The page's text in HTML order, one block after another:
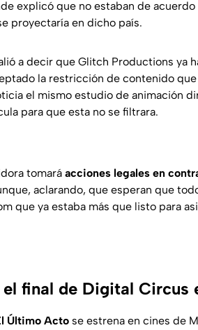
explicó que no estaban de
proyectaría en dicho país.
a decir que Glitch Productions ya
la restricción de contenido
el mismo estudio de animación
para que esta no se filtrara.
tomará acciones legales en
aclarando, que esperan que
que ya estaba más que listo para
final de Digital Circus
Último Acto se estrena en cines de